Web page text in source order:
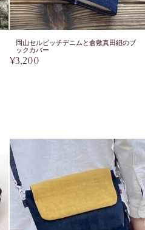
岡山セルビッチデニムと倉敷真田紐のブ
ックカバー
¥3,200